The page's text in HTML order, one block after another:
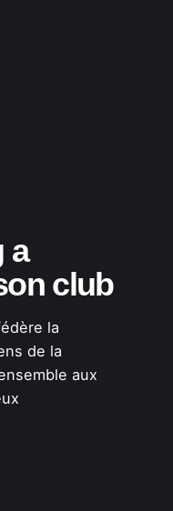
a
club
la
de la
aux